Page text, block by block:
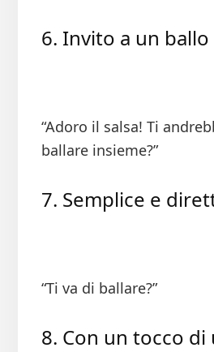
6. Invito a un
“Adoro il salsa! Ti
ballare insieme?”
7. Semplice e
“Ti va di ballare?”
8. Con un tocco